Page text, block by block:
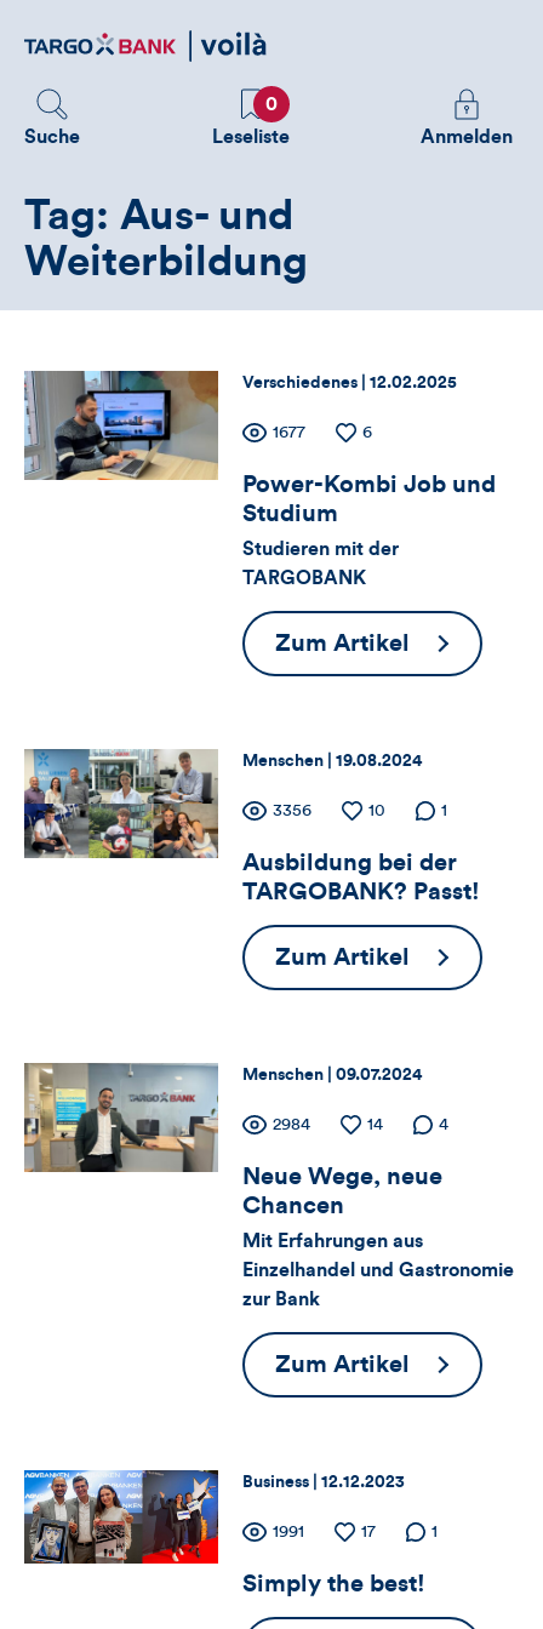
zum
Suche
Favoriten
0
Leseliste
Melden
Sie
Anmelden
Tag: Aus- und
Weiterbildung
Thema:
Verschiedenes | Datum:
12.02.2025
Zähler
für
Views,
Likes
und
dieses
Artikels
Anzahl
Views
1677
Anzahl
Likes
6
Power-Kombi Job und
Studium
Studieren mit der
TARGOBANK
Zum Artikel
Power-
Kombi
und
Thema:
Menschen | Datum:
19.08.2024
Zähler
für
Views,
Likes
Kommentare
dieses
Artikels
Anzahl
Views
3356
Anzahl
Likes
10
Anzahl der
1
Ausbildung bei der
TARGOBANK? Passt!
Zum Artikel
Ausbildung
bei
Thema:
Menschen | Datum:
09.07.2024
Zähler
für
Views,
Likes
und
Kommentare
Artikels
Anzahl
Views
2984
Anzahl
Likes
14
Anzahl der
4
Neue Wege, neue
Chancen
Mit Erfahrungen aus
Einzelhandel und Gastronomie
zur Bank
Zum Artikel
Neue
Wege,
Thema:
Business | Datum:
12.12.2023
Zähler
für
Anzahl
Views
1991
Anzahl
Likes
17
Anzahl der
1
Simply the best!